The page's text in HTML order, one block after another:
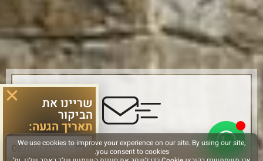
הירשמו והישארו מחוברים
שריינו את
הביקור
תאריך הגעה: